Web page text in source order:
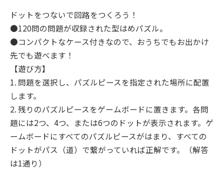
ドットをつないで回路をつくろう！
●120問の問題が収録された型はめパズル。
●コンパクトなケース付きなので、おうちでもお出かけ
先でも遊べます！
【遊び方】
1. 問題を選択し、パズルピースを指定された場所に配置
します。
2. 残りのパズルピースをゲームボードに置きます。各問
題には2つ、4つ、または6つのドットが表示されます。ゲ
ームボードにすべてのパズルピースがはまり、すべての
ドットがパス（道）で繋がっていれば正解です。（解答
は1通り）